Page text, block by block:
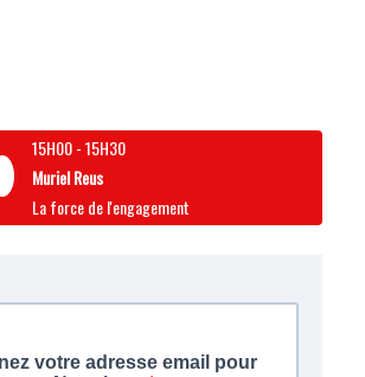
15H00-15H30
Muriel Reus
La force de l'engagement